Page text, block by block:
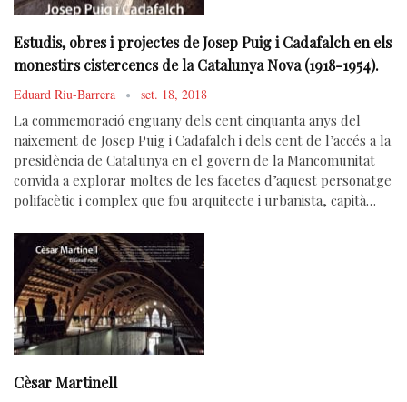
Estudis, obres i projectes de Josep Puig i Cadafalch en els
monestirs cistercencs de la Catalunya Nova (1918-1954).
Eduard Riu-Barrera set. 18, 2018
La commemoració enguany dels cent cinquanta anys del
naixement de Josep Puig i Cadafalch i dels cent de l’accés a la
presidència de Catalunya en el govern de la Mancomunitat
convida a explorar moltes de les facetes d’aquest personatge
polifacètic i complex que fou arquitecte i urbanista, capità…
Cèsar Martinell